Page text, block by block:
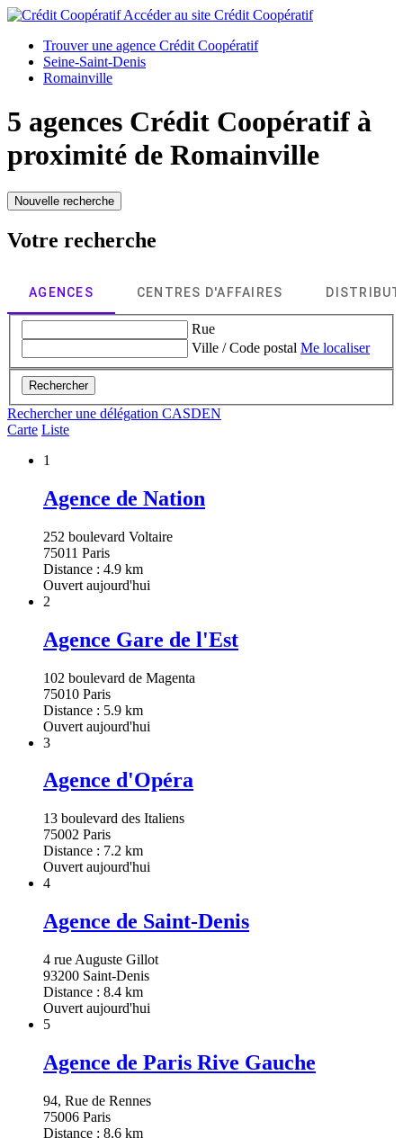
Accéder au site Crédit Coopératif
Trouver une agence Crédit Coopératif
Seine-Saint-Denis
Romainville
5 agences Crédit Coopératif à
proximité de Romainville
Nouvelle recherche
Votre recherche
AGENCES CENTRES D'AFFAIRES
Rue
Ville / Code postal Me localiser
Rechercher
Rechercher une délégation CASDEN
Carte Liste
1
Agence de Nation
252 boulevard Voltaire
75011 Paris
Distance : 4.9 km
Ouvert aujourd'hui
2
Agence Gare de l'Est
102 boulevard de Magenta
75010 Paris
Distance : 5.9 km
Ouvert aujourd'hui
3
Agence d'Opéra
13 boulevard des Italiens
75002 Paris
Distance : 7.2 km
Ouvert aujourd'hui
4
Agence de Saint-Denis
4 rue Auguste Gillot
93200 Saint-Denis
Distance : 8.4 km
Ouvert aujourd'hui
5
Agence de Paris Rive Gauche
94, Rue de Rennes
75006 Paris
Distance : 8.6 km